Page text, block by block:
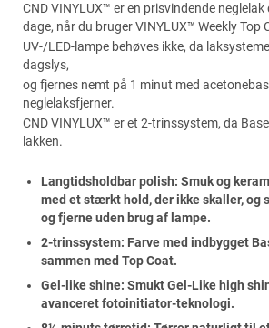
CND VINYLUX™ er en prisvindende
dage, når du bruger VINYLUX™ Weekly Top
UV-/LED-lampe behøves ikke, da
dagslys,
og fjernes nemt på 1 minut med
neglelaksfjerner.
CND VINYLUX™ er et 2-trinssystem, da
lakken.
Langtidsholdbar polish: Smuk og
med et stærkt hold, der ikke skaller, og
og fjerne uden brug af lampe.
2-trinssystem: Farve med indbygget
sammen med Top Coat.
Gel-like shine: Smukt Gel-Like high
avanceret fotoinitiator-teknologi.